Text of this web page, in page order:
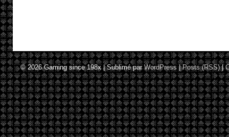
© 2026Gaming since 198x|Sublimé parWordPress |Posts (RSS)|